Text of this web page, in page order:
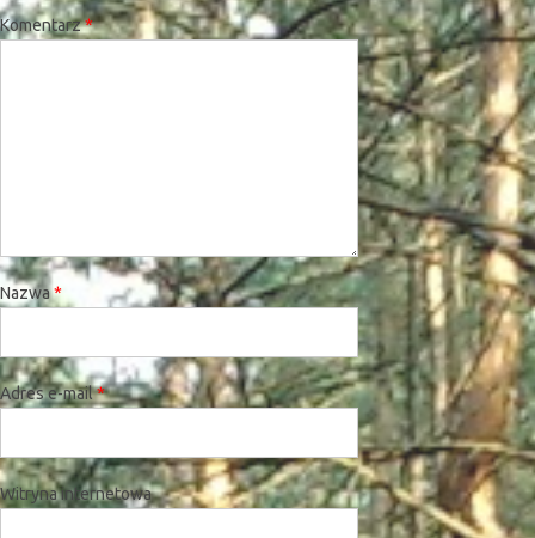
Komentarz*
Nazwa*
Adres e-mail*
Witryna internetowa